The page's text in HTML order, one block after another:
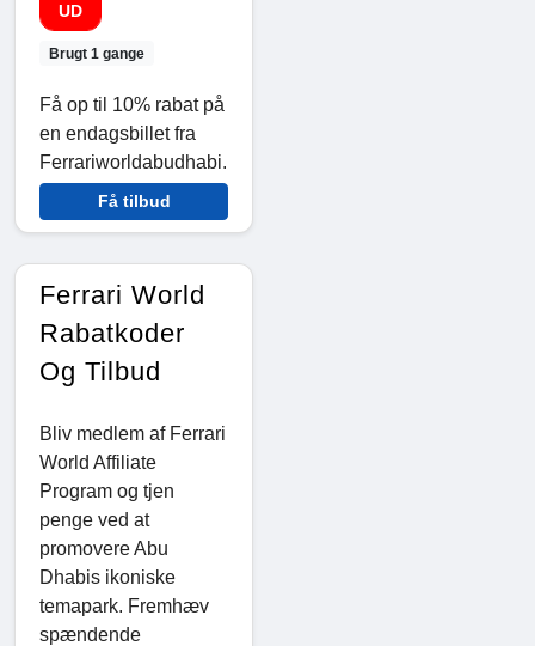
UD
Brugt 1 gange
Få op til 10% rabat på
en endagsbillet fra
Ferrariworldabudhabi.
Få tilbud
Ferrari World
Rabatkoder
Og Tilbud
Bliv medlem af Ferrari
World Affiliate
Program og tjen
penge ved at
promovere Abu
Dhabis ikoniske
temapark. Fremhæv
spændende